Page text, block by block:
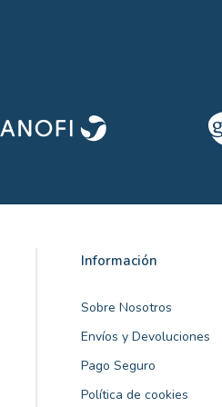
Información
Sobre Nosotros
Envíos y Devoluciones
Pago Seguro
Política de cookies